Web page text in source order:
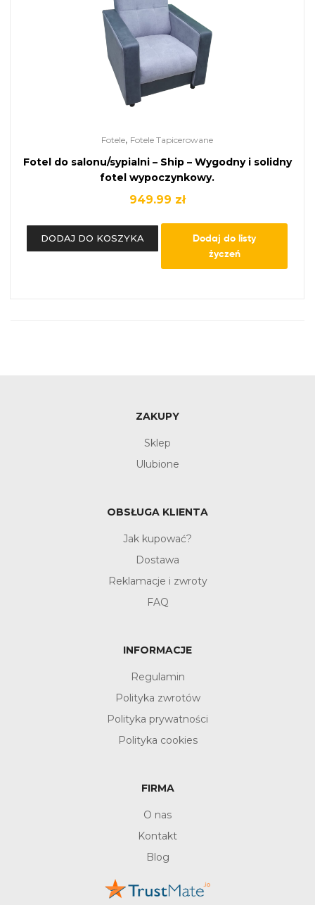
Fotele, Fotele Tapicerowane
Fotel do salonu/sypialni – Ship – Wygodny i solidny
fotel wypoczynkowy.
949.99 zł
DODAJ DO KOSZYKA
Dodaj do listy
życzeń
ZAKUPY
Sklep
Ulubione
OBSŁUGA KLIENTA
Jak kupować?
Dostawa
Reklamacje i zwroty
FAQ
INFORMACJE
Regulamin
Polityka zwrotów
Polityka prywatności
Polityka cookies
FIRMA
O nas
Kontakt
Blog